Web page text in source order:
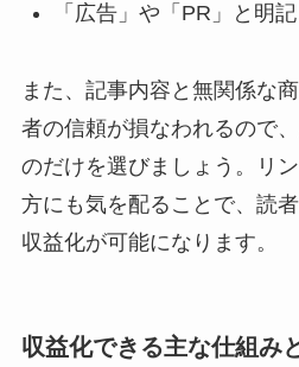
「広告」や「PR」と明
また、記事内容と無関係な
者の信頼が損なわれるので
のだけを選びましょう。リ
方にも気を配ることで、読
収益化が可能になります。
収益化できる主な仕組み